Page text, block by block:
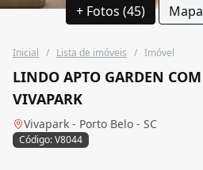
+ Fotos (45) Mapa
Inicial / Lista de imóveis / Imóvel
LINDO APTO GARDEN
VIVAPARK
Vivapark - Porto Belo - SC
Código: V8044